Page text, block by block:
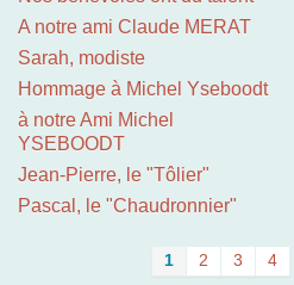
A notre ami Claude MERAT
Sarah, modiste
Hommage à Michel Yseboodt
à notre Ami Michel
YSEBOODT
Jean-Pierre, le "Tôlier"
Pascal, le "Chaudronnier"
1 2 3 4